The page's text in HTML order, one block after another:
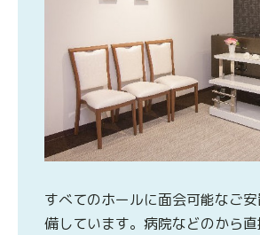
すべてのホールに面会可能なご
備しています。病院などのから